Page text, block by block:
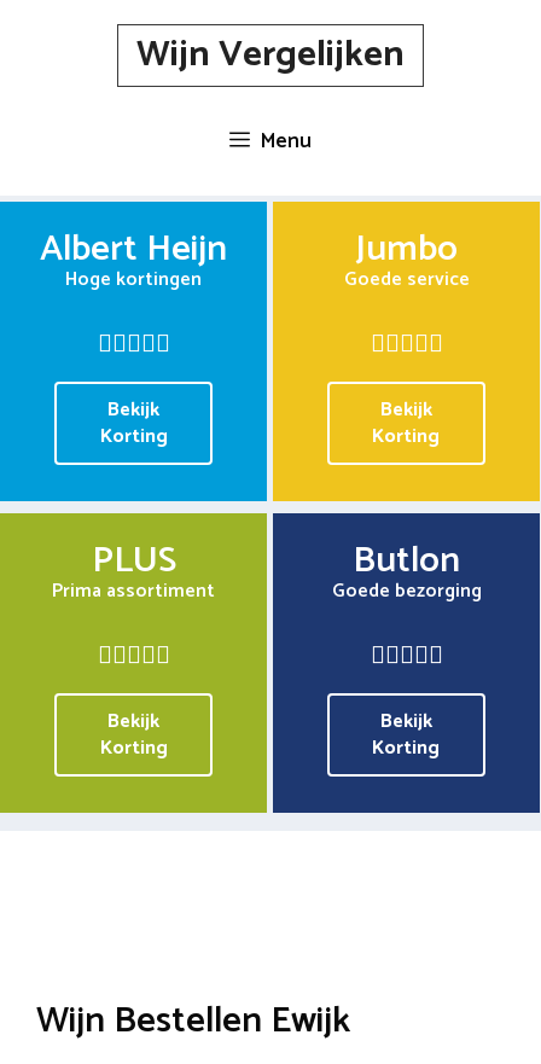
Wijn Vergelijken
Menu
Albert Heijn
Hoge kortingen
Bekijk
Korting
Jumbo
Goede service
Bekijk
Korting
PLUS
Prima assortiment
Bekijk
Korting
Butlon
Goede bezorging
Bekijk
Korting
Wijn Bestellen Ewijk